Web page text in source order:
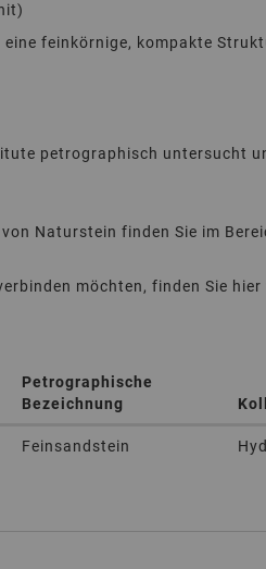
feinkörnige, kompakte
petrographisch untersucht
Naturstein finden Sie im
möchten, finden Sie
Petrographische
Bezeichnung
Feinsandstein